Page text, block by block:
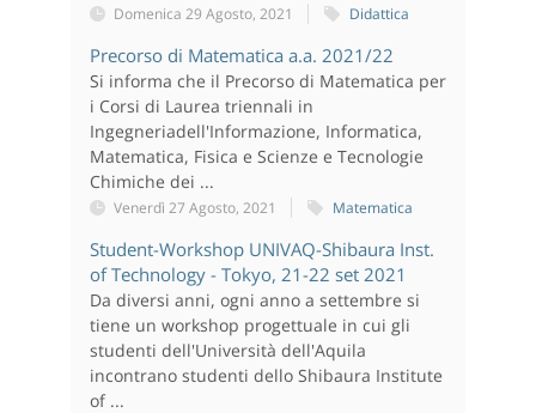
Domenica 29 Agosto, 2021 Didattica
Precorso di Matematica a.a. 2021/22
Si informa che il Precorso di Matematica per
i Corsi di Laurea triennali in
Ingegneriadell'Informazione, Informatica,
Matematica, Fisica e Scienze e Tecnologie
Chimiche dei ...
Venerdì 27 Agosto, 2021 Matematica
Student-Workshop UNIVAQ-Shibaura Inst.
of Technology - Tokyo, 21-22 set 2021
Da diversi anni, ogni anno a settembre si
tiene un workshop progettuale in cui gli
studenti dell'Università dell'Aquila
incontrano studenti dello Shibaura Institute
of ...